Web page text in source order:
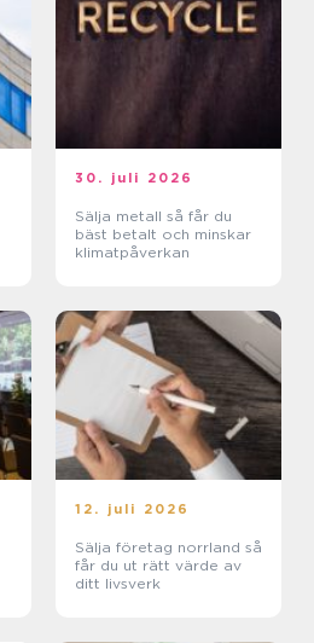
30. juli 2026
Sälja metall så får du
bäst betalt och minskar
klimatpåverkan
12. juli 2026
Sälja företag norrland så
får du ut rätt värde av
ditt livsverk